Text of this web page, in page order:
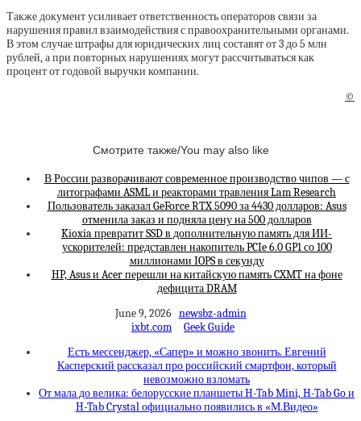
Также документ усиливает ответственность операторов связи за
нарушения правил взаимодействия с правоохранительными органами.
В этом случае штрафы для юридических лиц составят от 3 до 5 млн
рублей, а при повторных нарушениях могут рассчитываться как
процент от годовой выручки компании.
©
Смотрите также/You may also like
В России разворачивают современное производство чипов — с
литографами ASML и реакторами травления Lam Research
Пользователь заказал GeForce RTX 5090 за 4430 долларов: Asus
отменила заказ и подняла цену на 500 долларов
Kioxia превратит SSD в дополнительную память для ИИ-
ускорителей: представлен накопитель PCIe 6.0 GP1 со 100
миллионами IOPS в секунду
HP, Asus и Acer перешли на китайскую память CXMT на фоне
дефицита DRAM
June 9, 2026 newsbz-admin
ixbt.com
Geek Guide
Есть мессенджер, «Сапер» и можно звонить. Евгений
Касперский рассказал про российский смартфон, который
невозможно взломать
От мала до велика: белорусские планшеты H-Tab Mini, H-Tab Go и
H-Tab Crystal официально появились в «М.Видео»